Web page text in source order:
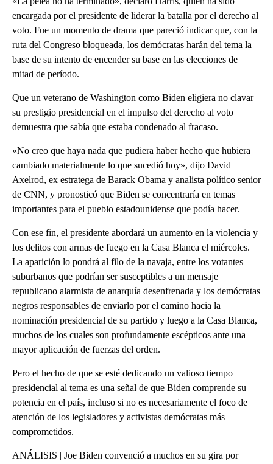
encargada por el presidente de liderar la batalla por el derecho al
voto. Fue un momento de drama que pareció indicar que, con la
ruta del Congreso bloqueada, los demócratas harán del tema la
base de su intento de encender su base en las elecciones de
mitad de período.
Que un veterano de Washington como Biden eligiera no clavar
su prestigio presidencial en el impulso del derecho al voto
demuestra que sabía que estaba condenado al fracaso.
«No creo que haya nada que pudiera haber hecho que hubiera
cambiado materialmente lo que sucedió hoy», dijo David
Axelrod, ex estratega de Barack Obama y analista político senior
de CNN, y pronosticó que Biden se concentraría en temas
importantes para el pueblo estadounidense que podía hacer.
Con ese fin, el presidente abordará un aumento en la violencia y
los delitos con armas de fuego en la Casa Blanca el miércoles.
La aparición lo pondrá al filo de la navaja, entre los votantes
suburbanos que podrían ser susceptibles a un mensaje
republicano alarmista de anarquía desenfrenada y los demócratas
negros responsables de enviarlo por el camino hacia la
nominación presidencial de su partido y luego a la Casa Blanca,
muchos de los cuales son profundamente escépticos ante una
mayor aplicación de fuerzas del orden.
Pero el hecho de que se esté dedicando un valioso tiempo
presidencial al tema es una señal de que Biden comprende su
potencia en el país, incluso si no es necesariamente el foco de
atención de los legisladores y activistas demócratas más
comprometidos.
ANÁLISIS | Joe Biden convenció a muchos en su gira por